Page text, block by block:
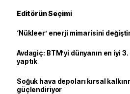
Editörün Seçimi
‘Nükleer’ enerji mimarisini
Avdagiç: BTM’yi dünyanın en iyi
yaptık
Soğuk hava depoları kırsal
güçlendiriyor